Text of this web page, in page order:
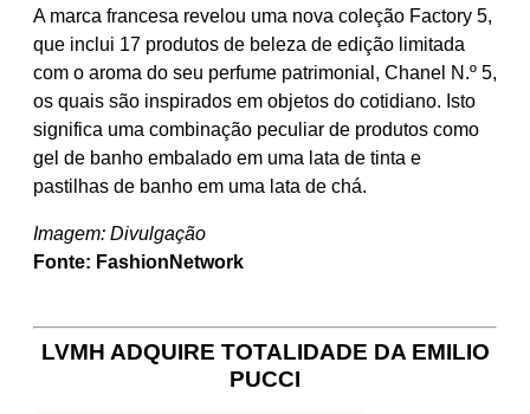
A marca francesa revelou uma nova coleção Factory 5,
que inclui 17 produtos de beleza de edição limitada
com o aroma do seu perfume patrimonial, Chanel N.º 5,
os quais são inspirados em objetos do cotidiano. Isto
significa uma combinação peculiar de produtos como
gel de banho embalado em uma lata de tinta e
pastilhas de banho em uma lata de chá.
Imagem: Divulgação
Fonte: FashionNetwork
LVMH ADQUIRE TOTALIDADE DA EMILIO
PUCCI